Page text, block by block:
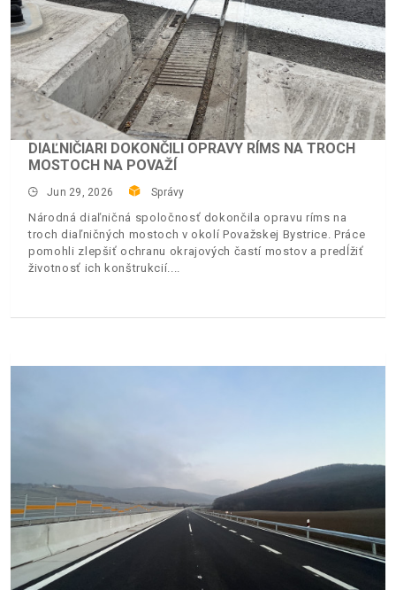
DIAĽNIČIARI DOKONČILI OPRAVY RÍMS NA TROCH
MOSTOCH NA POVAŽÍ
Jun 29, 2026 Správy
Národná diaľničná spoločnosť dokončila opravu ríms na
troch diaľničných mostoch v okolí Považskej Bystrice. Práce
pomohli zlepšiť ochranu okrajových častí mostov a predĺžiť
životnosť ich konštrukcií.